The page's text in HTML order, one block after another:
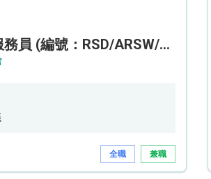
助理復康服務員 (編號：RSD/ARSW/CTE)
全職 兼職